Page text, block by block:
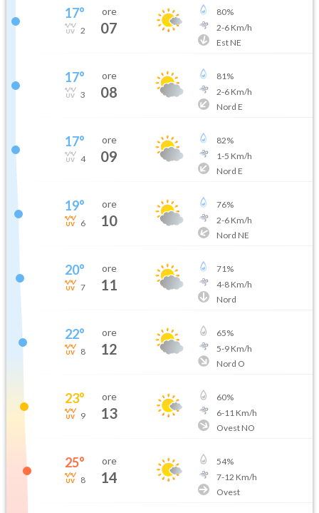
17°
2
ore
07
80%
2-6Km/h
Est NE
17°
3
ore
08
81%
2-6Km/h
Nord E
17°
4
ore
09
82%
1-5 Km/h
Nord E
19°
6
ore
10
76%
2-6Km/h
Nord NE
20°
7
ore
11
71%
4-8Km/h
Nord
22°
8
ore
12
65%
5-9Km/h
Nord O
23°
9
ore
13
60%
6-11 Km/h
Ovest NO
25°
8
ore
14
54%
7-12 Km/h
Ovest